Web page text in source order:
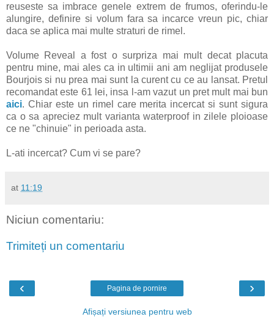
reuseste sa imbrace genele extrem de frumos, oferindu-le
alungire, definire si volum fara sa incarce vreun pic, chiar
daca se aplica mai multe straturi de rimel.
Volume Reveal a fost o surpriza mai mult decat placuta
pentru mine, mai ales ca in ultimii ani am neglijat produsele
Bourjois si nu prea mai sunt la curent cu ce au lansat. Pretul
recomandat este 61 lei, insa l-am vazut un pret mult mai bun
aici. Chiar este un rimel care merita incercat si sunt sigura
ca o sa apreciez mult varianta waterproof in zilele ploioase
ce ne "chinuie" in perioada asta.
L-ati incercat? Cum vi se pare?
at 11:19
Niciun comentariu:
Trimiteți un comentariu
‹ ›
Pagina de pornire
Afișați versiunea pentru web